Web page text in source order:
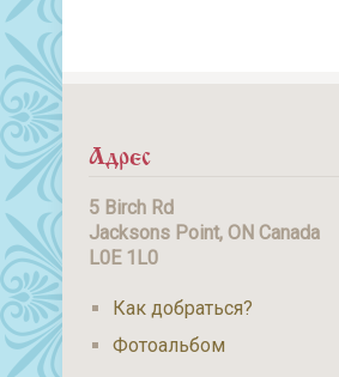
Адрес
5 Birch Rd
Jacksons Point, ON Canada
L0E 1L0
Как добраться?
Фотоальбом